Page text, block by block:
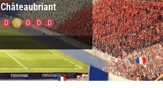
Châteaubriant
D N D D D